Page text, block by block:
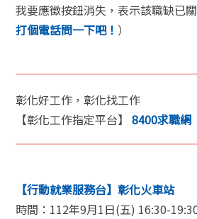
我要應徵按鈕消失，表示該職缺已
打個電話問一下吧！ ）
彰化好工作，彰化找工作
【彰化工作指定平台】8400求職網
【行動就業服務台】彰化火車站
時間：112年9月1日(五) 16:30-